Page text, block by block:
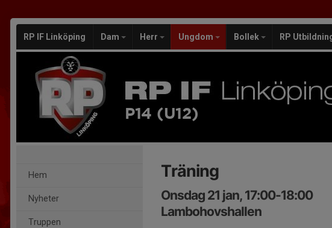
RP IF Linköping Dam Herr Ungdom Bollek RP
P14 (U12)
Hem
Nyheter
Truppen
Träning
Onsdag 21 jan, 17:00-18:00
Lambohovshallen